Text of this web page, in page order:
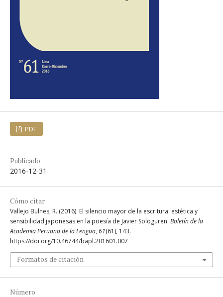
PDF
Publicado
2016-12-31
Cómo citar
Vallejo Bulnes, R. (2016). El silencio mayor de la escritura: estética y
sensibilidad japonesas en la poesía de Javier Sologuren. Boletín de la
Academia Peruana de la Lengua, 61(61), 143.
https://doi.org/10.46744/bapl.201601.007
Formatos de citación
Número